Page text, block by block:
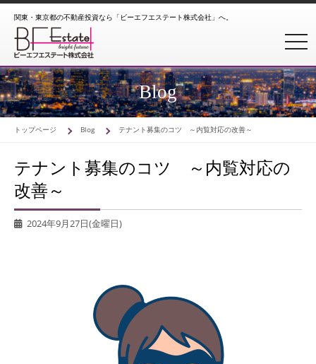
関東・東京都の不動産投資なら「ビーエフエステート株式会社」へ。
Blog
トップページ Blog テナント募集のコツ ～内覧対応の改善～
テナント募集のコツ ～内覧対応の
改善～
2024年9月27日(金曜日)